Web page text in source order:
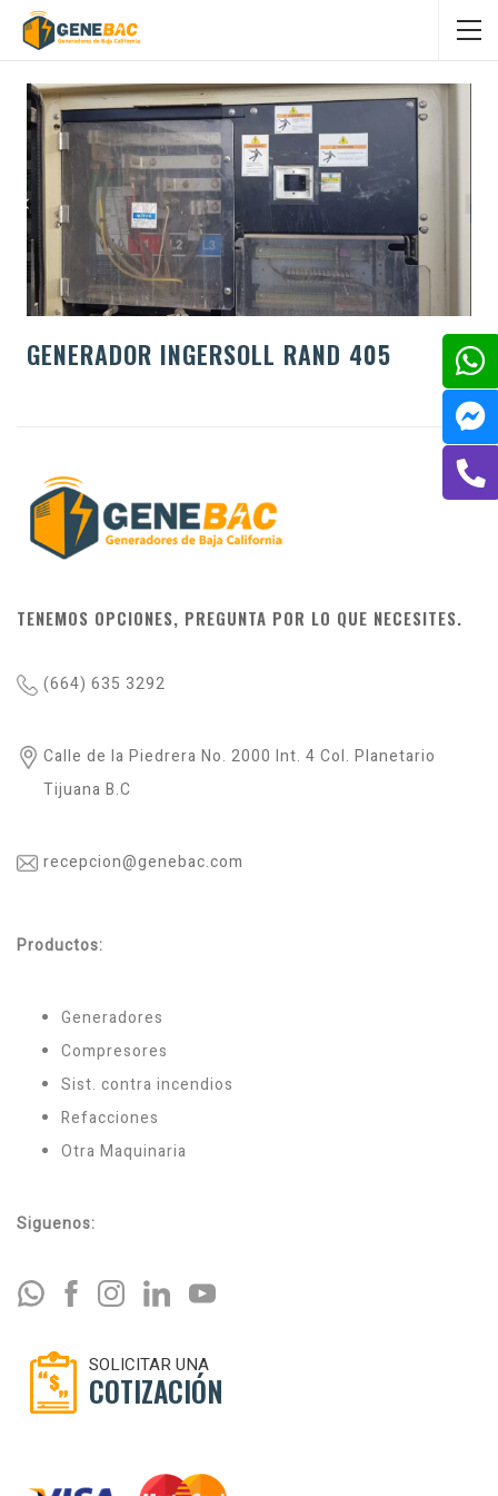
GENERADOR INGERSOLL RAND 405
TENEMOS OPCIONES, PREGUNTA POR LO QUE NECESITES.
(664) 635 3292
Calle de la Piedrera No. 2000 Int. 4 Col. Planetario
Tijuana B.C
recepcion@genebac.com
Productos:
Generadores
Compresores
Sist. contra incendios
Refacciones
Otra Maquinaria
Siguenos:
SOLICITAR UNA
COTIZACIÓN